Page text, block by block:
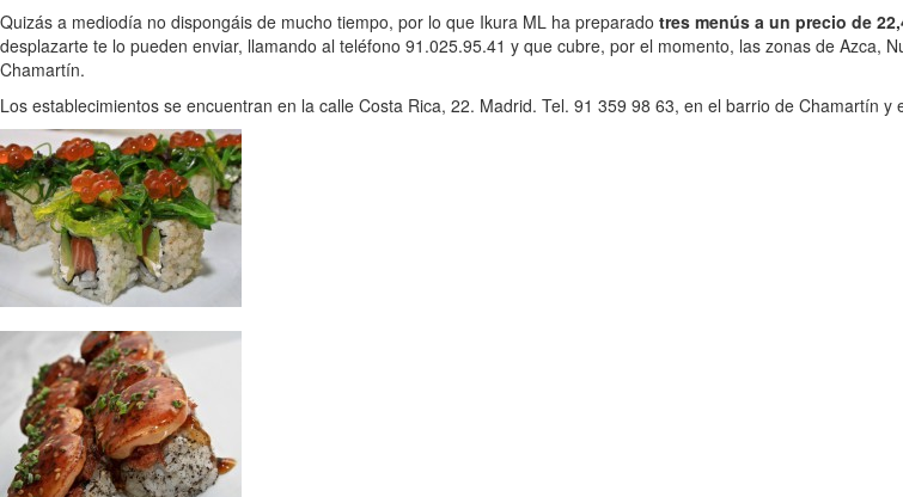
Quizás a mediodía no dispongáis de mucho tiempo, por lo que Ikura ML ha preparado tres menús a un precio de
desplazarte te lo pueden enviar, llamando al teléfono 91.025.95.41 y que cubre, por el momento, las zonas de Azca,
Chamartín.
Los establecimientos se encuentran en la calle Costa Rica, 22. Madrid. Tel. 91 359 98 63, en el barrio de Chamartín